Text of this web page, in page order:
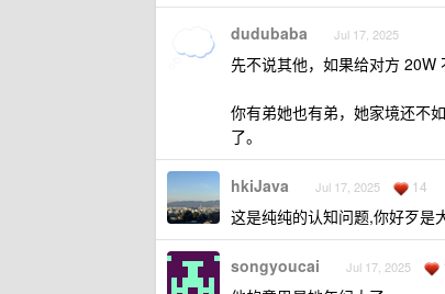
dudubaba Jul 17, 2025
先不说其他，如果给对方 20W
你有弟她也有弟，她家境还不
了。
hkiJava Jul 17, 2025 14
这是纯纯的认知问题,你好歹是
songyoucai Jul 17, 2025